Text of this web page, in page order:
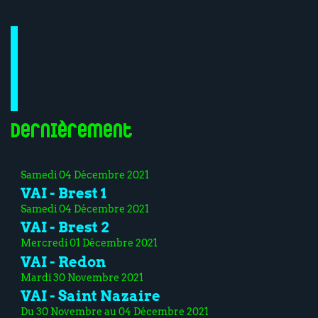
Dernièrement
Samedi 04 Décembre 2021
VAI - Brest 1
Samedi 04 Décembre 2021
VAI - Brest 2
Mercredi 01 Décembre 2021
VAI - Redon
Mardi 30 Novembre 2021
VAI - Saint Nazaire
Du 30 Novembre au 04 Décembre 2021